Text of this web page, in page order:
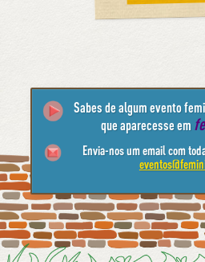
Sabes de algum evento
que aparecesse em
Envia-nos um email com